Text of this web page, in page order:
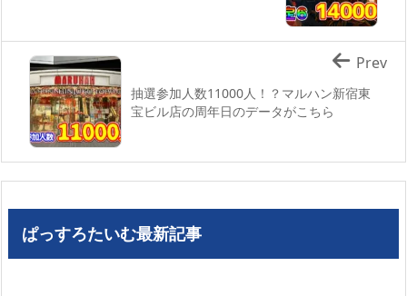
抽選参加人数11000人！？マルハン新宿東
宝ビル店の周年日のデータがこちら
Prev
ぱっすろたいむ最新記事